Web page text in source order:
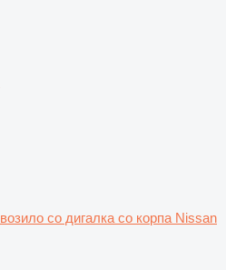
возило со дигалка со корпа Nissan